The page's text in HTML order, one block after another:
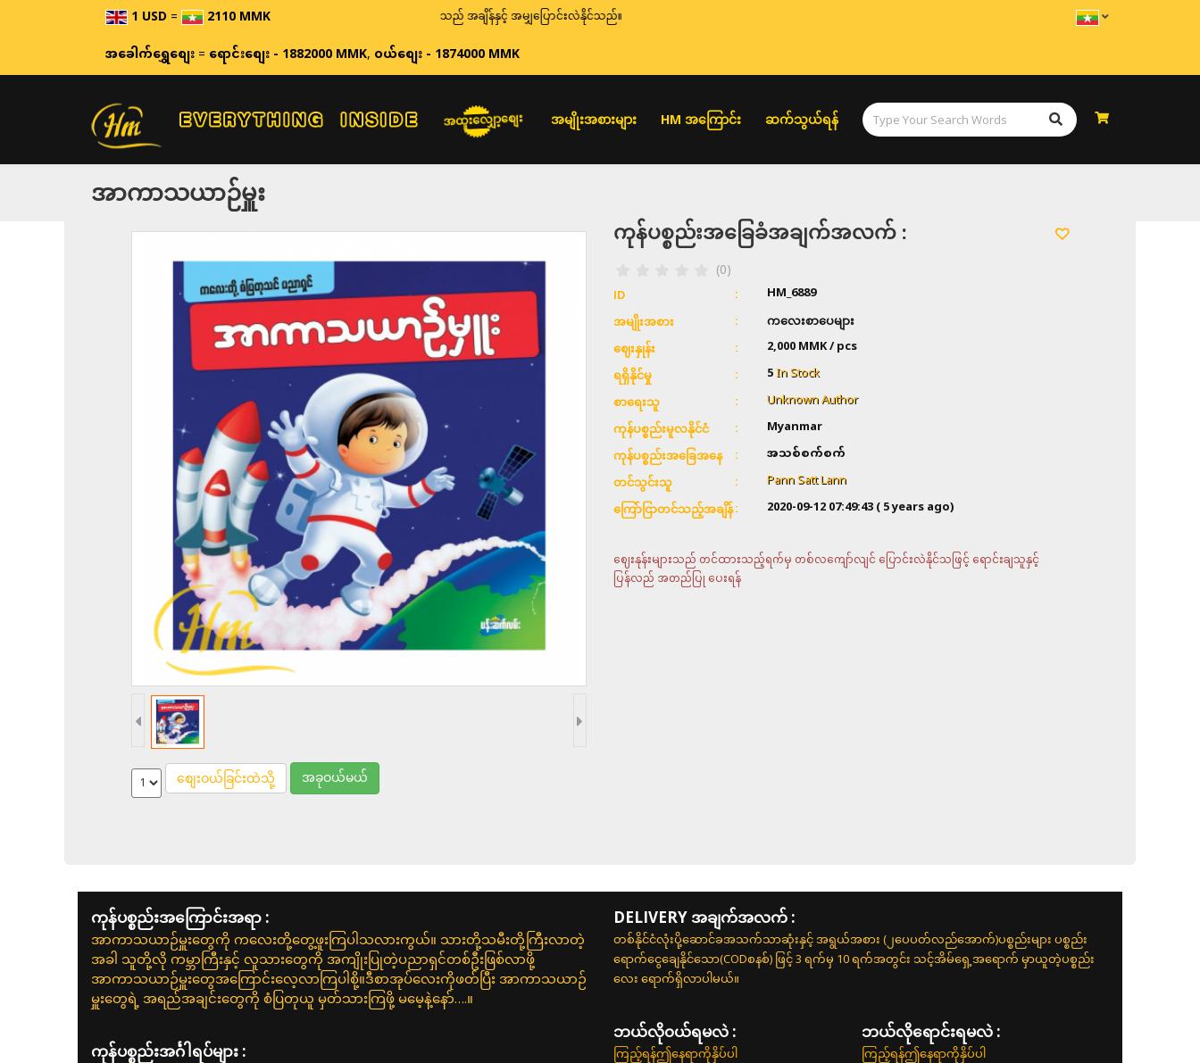
1 USD= 2110 MMK ဈေးနှုန်းများသည် အချိန်နှင့် အမျှပြောင်းလဲနိုင်သည်။
အခေါက်ရွှေစျေး=ရောင်းစျေး - 1882000 MMK,ဝယ်စျေး - 1874000 MMK
အထူးလျှော့စျေး အမျိုးအစားများ HM အကြောင်း ဆက်သွယ်ရန်
အာကာသယာဉ်မှူး
ကုန်ပစ္စည်းအခြေခံအချက်အလက် :
(0)
ID HM_6889
အမျိုးအစား
ကလေးစာပေများ
ဈေးနှုန်း
2,000MMK / pcs
ရရှိနိုင်မှု 5In Stock
စာရေးသူ Unknown Author
ကုန်ပစ္စည်းမူလနိုင်ငံ Myanmar
ကုန်ပစ္စည်းအခြေအနေ အသစ်စက်စက်
တင်သွင်းသူ Pann Satt Lann
ကြော်ငြာတင်သည့်အချိန် 2020-09-12 07:49:43( 5 years ago)
ဈေးနုန်းများသည် တင်ထားသည့်ရက်မှ တစ်လကျော်လျင် ပြောင်းလဲနိုင်သဖြင့် ရောင်းချသူနှင့်
ပြန်လည် အတည်ပြု ပေးရန်
စျေးဝယ်ခြင်းထဲသို့ အခုဝယ်မယ်
ကုန်ပစ္စည်းအကြောင်းအရာ :
အာကာသယာဉ်မှူးတွေကို ကလေးတို့တွေ့ဖူးကြပါသလားကွယ်။ သားတို့သမီးတို့ကြီးလာတဲ့
အခါ သူတို့လို ကမ္ဘာကြီးနှင့် လူသားတွေကို အကျိုးပြုတဲ့ပညာရှင်တစ်ဦးဖြစ်လာဖို့
အာကာသယာဉ်မှူးတွေအကြောင်းလေ့လာကြပါစို့။ဒီစာအုပ်လေးကိုဖတ်ပြီး အာကာသယာဉ်
မှူးတွေရဲ့ အရည်အချင်းတွေကို စံပြတုယူ မှတ်သားကြဖို့ မမေ့နဲ့နော်….။
ကုန်ပစ္စည်းအင်္ဂါရပ်များ :
DELIVERY အချက်အလက် :
တစ်နိုင်ငံလုံးပို့ဆောင်ခအသက်သာဆုံးနှင့် အရွယ်အစား (၂ပေပတ်လည်အောက်)ပစ္စည်းများ ပစ္စည်း
ရောက်ငွေချေနိုင်သော(CODစနစ်) ဖြင့် 3 ရက်မှ 10 ရက်အတွင်း သင့်အိမ်ရှေ့အရောက် မှာယူတဲ့ပစ္စည်း
လေး ရောက်ရှိလာပါမယ်။
ဘယ်လို၀ယ်ရမလဲ :
ကြည့်ရန်ဤနေရာကိုနှိပ်ပါ
ဘယ်လိုရောင်းရမလဲ :
ကြည့်ရန်ဤနေရာကိုနှိပ်ပါ